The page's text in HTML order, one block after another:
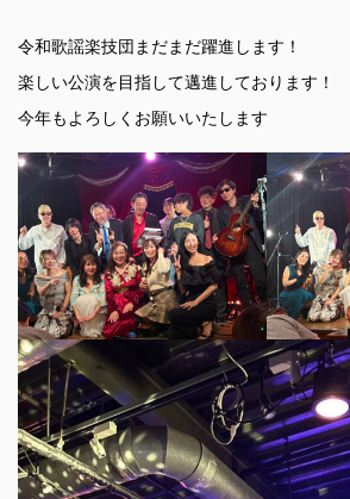
令和歌謡楽技団まだまだ躍進します！
楽しい公演を目指して邁進しております！
今年もよろしくお願いいたします